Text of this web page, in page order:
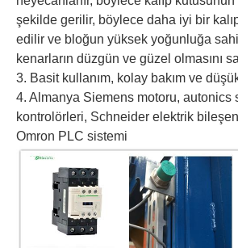
şekilde gerilir, böylece daha iyi bir
edilir ve bloğun yüksek yoğunluğa
kenarların düzgün ve güzel olmasını
3. Basit kullanım, kolay bakım ve düşük
4. Almanya Siemens motoru, autonics
kontrolörleri, Schneider elektrik
Omron PLC sistemi